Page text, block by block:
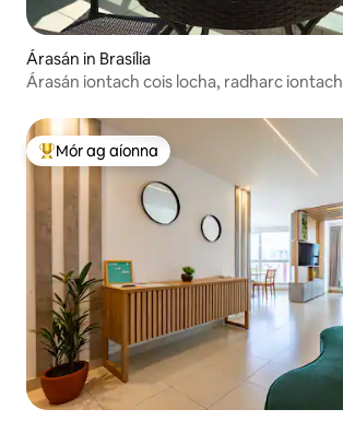
Árasán in Brasília
Árasán iontach cois locha, radharc iontach
An-mhór ag aíonna
Mór ag aíonna